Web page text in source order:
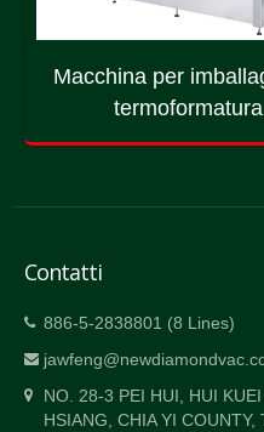
Macchina per
termoformatura
Contatti
886-5-2838801 (8 Lines)
NO. 28-3 PEI HUI, HUI
HSIANG, CHIA YI COUNTY,